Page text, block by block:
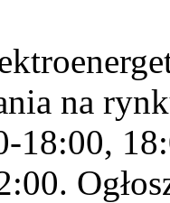
na
18:00,